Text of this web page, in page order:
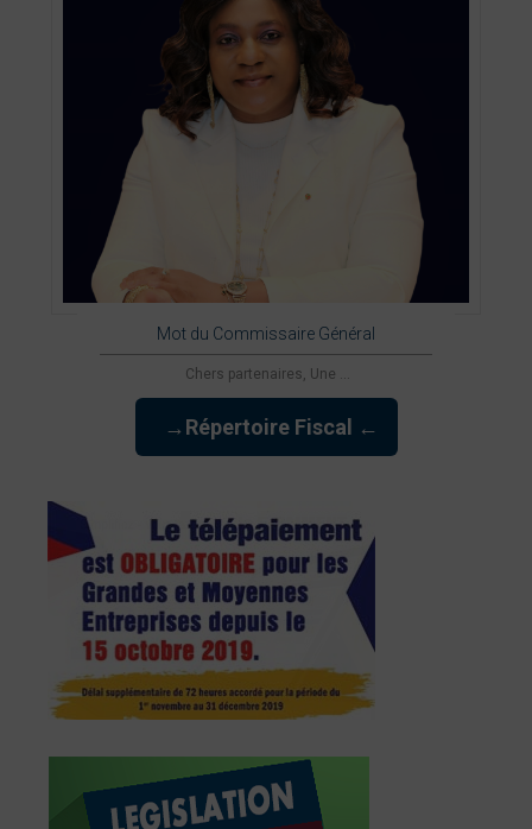
Mot du Commissaire Général
Chers partenaires, Une ...
→Répertoire Fiscal ←